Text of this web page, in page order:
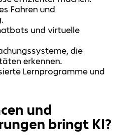
Fahren und
und virtuelle
die
erkennen.
Lernprogramme und
und
bringt KI?